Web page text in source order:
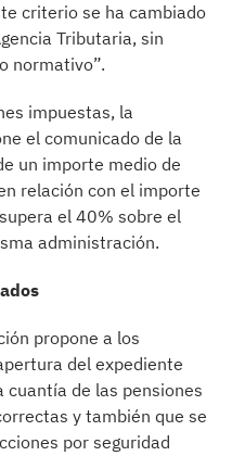
criterio se ha cambiado
Tributaria, sin
normativo”.
impuestas, la
el comunicado de la
un importe medio de
relación con el importe
el 40% sobre el
administración.
propone a los
del expediente
cuantía de las pensiones
y también que se
por seguridad